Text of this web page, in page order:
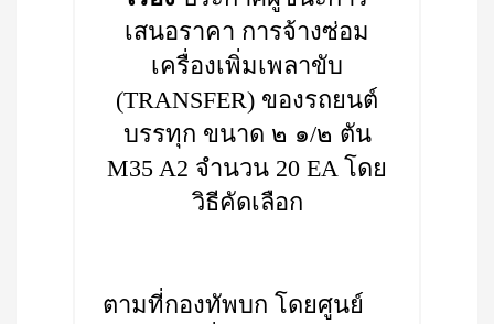
เสนอราคา การจ้างซ่อม
เครื่องเพิ่มเพลาขับ
(TRANSFER) ของรถยนต์
บรรทุก ขนาด ๒ ๑/๒ ตัน
M35 A2 จำนวน 20 EA โดย
วิธีคัดเลือก
ตามที่กองทัพบก โดยศูนย์